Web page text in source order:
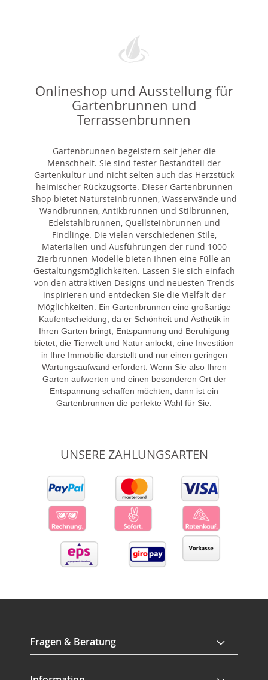
Onlineshop und Ausstellung für
Gartenbrunnen und
Terrassenbrunnen
Gartenbrunnen begeistern seit jeher die
Menschheit. Sie sind fester Bestandteil der
Gartenkultur und nicht selten auch das Herzstück
heimischer Rückzugsorte. Dieser Gartenbrunnen
Shop bietet Natursteinbrunnen, Wasserwände und
Wandbrunnen, Antikbrunnen und Stilbrunnen,
Edelstahlbrunnen, Quellsteinbrunnen und
Findlinge. Die vielen verschiedenen Stile,
Materialien und Ausführungen der rund 1000
Zierbrunnen-Modelle bieten Ihnen eine Fülle an
Gestaltungsmöglichkeiten. Lassen Sie sich einfach
von den attraktiven Designs und neuesten Trends
inspirieren und entdecken Sie die Vielfalt der
Möglichkeiten. Ein Gartenbrunnen eine großartige
Kaufentscheidung, da er Schönheit und Ästhetik in
Ihren Garten bringt, Entspannung und Beruhigung
bietet, die Tierwelt und Natur anlockt, eine Investition
in Ihre Immobilie darstellt und nur einen geringen
Wartungsaufwand erfordert. Wenn Sie also Ihren
Garten aufwerten und einen besonderen Ort der
Entspannung schaffen möchten, dann ist ein
Gartenbrunnen die perfekte Wahl für Sie.
UNSERE ZAHLUNGSARTEN
Fragen & Beratung